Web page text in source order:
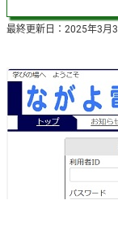
最終更新日： 2025年3月